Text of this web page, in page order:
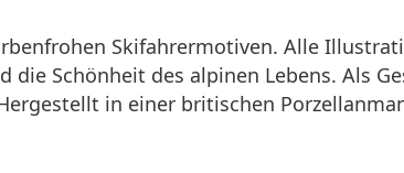
Skifahrermotiven. Alle
Schönheit des alpinen Lebens. Als
in einer britischen